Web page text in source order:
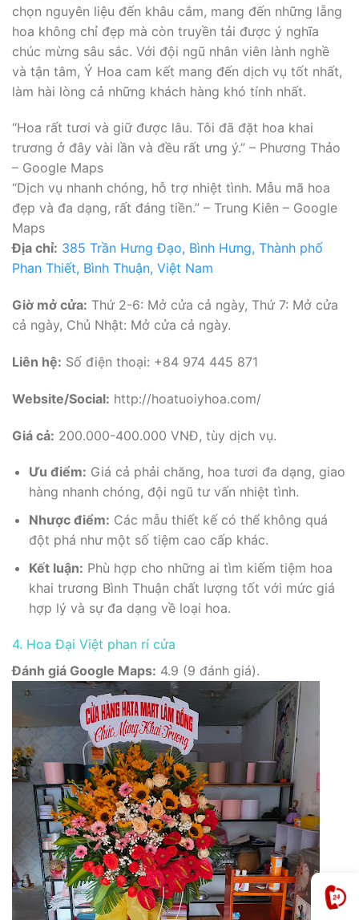
chọn nguyên liệu đến khâu cắm, mang đến những lẵng
hoa không chỉ đẹp mà còn truyền tải được ý nghĩa
chúc mừng sâu sắc. Với đội ngũ nhân viên lành nghề
và tận tâm, Ý Hoa cam kết mang đến dịch vụ tốt nhất,
làm hài lòng cả những khách hàng khó tính nhất.
“Hoa rất tươi và giữ được lâu. Tôi đã đặt hoa khai
trương ở đây vài lần và đều rất ưng ý.” – Phương Thảo
– Google Maps
“Dịch vụ nhanh chóng, hỗ trợ nhiệt tình. Mẫu mã hoa
đẹp và đa dạng, rất đáng tiền.” – Trung Kiên – Google
Maps
Địa chỉ: 385 Trần Hưng Đạo, Bình Hưng, Thành phố
Phan Thiết, Bình Thuận, Việt Nam
Giờ mở cửa: Thứ 2-6: Mở cửa cả ngày, Thứ 7: Mở cửa
cả ngày, Chủ Nhật: Mở cửa cả ngày.
Liên hệ: Số điện thoại: +84 974 445 871
Website/Social: http://hoatuoiyhoa.com/
Giá cả: 200.000-400.000 VNĐ, tùy dịch vụ.
Ưu điểm: Giá cả phải chăng, hoa tươi đa dạng, giao
hàng nhanh chóng, đội ngũ tư vấn nhiệt tình.
Nhược điểm: Các mẫu thiết kế có thể không quá
đột phá như một số tiệm cao cấp khác.
Kết luận: Phù hợp cho những ai tìm kiếm tiệm hoa
khai trương Bình Thuận chất lượng tốt với mức giá
hợp lý và sự đa dạng về loại hoa.
4. Hoa Đại Việt phan rí cửa
Đánh giá Google Maps: 4.9 (9 đánh giá).